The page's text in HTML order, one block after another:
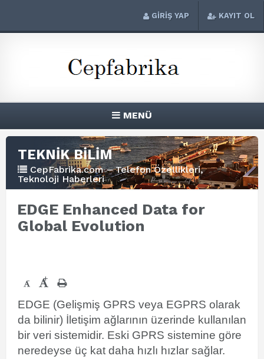
GİRİŞ YAP KAYIT OL
MENÜ
TEKNİK BİLİM
CepFabrika.com – Telefon Özellikleri,
Teknoloji Haberleri
EDGE Enhanced Data for
Global Evolution
- +
EDGE (Gelişmiş GPRS veya EGPRS olarak
da bilinir) İletişim ağlarının üzerinde kullanılan
bir veri sistemidir. Eski GPRS sistemine göre
neredeyse üç kat daha hızlı hızlar sağlar.